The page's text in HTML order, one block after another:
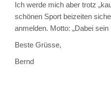
Ich werde mich aber trotz
schönen Sport beizeiten
anmelden. Motto: „Dabei sein
Beste Grüsse,
Bernd